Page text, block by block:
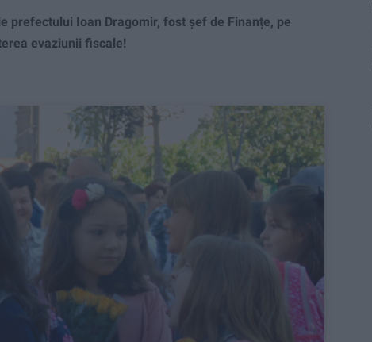
prefectului Ioan Dragomir, fost șef de Finanțe, pe
evaziunii fiscale!